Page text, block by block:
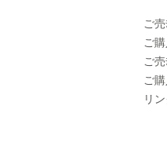
ご
ご
ご
ご
リ